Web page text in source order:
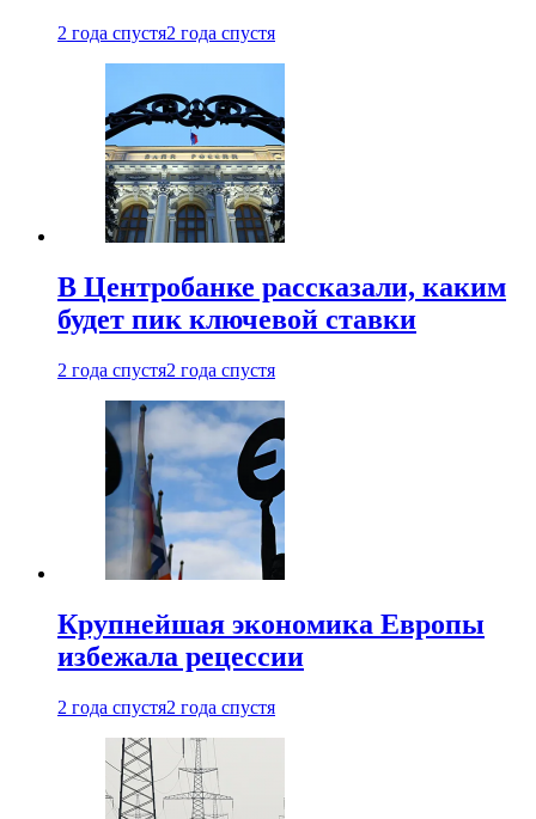
2 года спустя2 года спустя
В Центробанке рассказали, каким
будет пик ключевой ставки
2 года спустя2 года спустя
Крупнейшая экономика Европы
избежала рецессии
2 года спустя2 года спустя